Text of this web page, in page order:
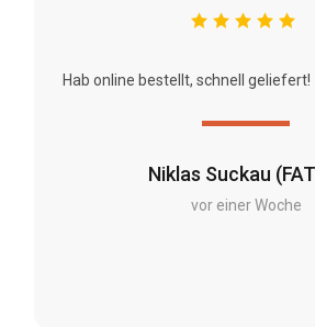
Niklas Suckau
vor einer Woche
Hab online bestellt, schnell geliefert!